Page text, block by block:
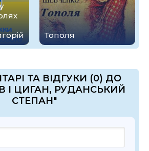
Тополя
ТА ВІДГУКИ (0) ДО
І ЦИГАН, РУДАНСЬКИЙ
СТЕПАН"